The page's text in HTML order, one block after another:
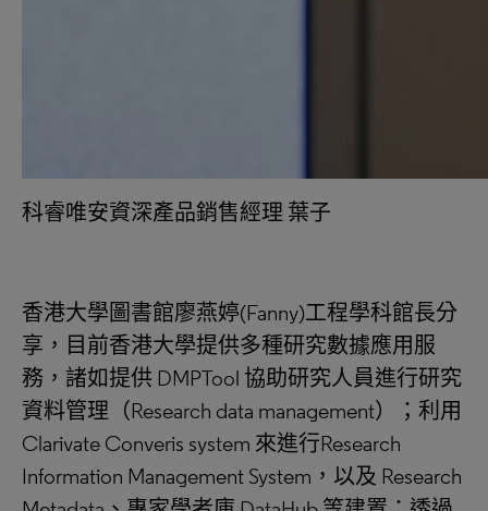
科睿唯安資深產品銷售經理 葉子
香港大學圖書館廖燕婷(Fanny)工程學科館長分
享，目前香港大學提供多種研究數據應用服
務，諸如提供 DMPTool 協助研究人員進行研究
資料管理（Research data management）；利用
Clarivate Converis system 來進行Research
Information Management System，以及 Research